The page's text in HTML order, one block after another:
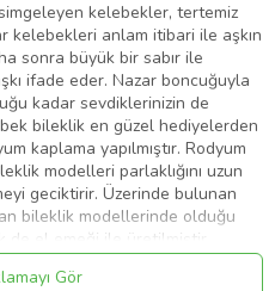
kelebekler, tertemiz
kelebekleri anlam itibari ile aşkın
sonra büyük bir sabır ile
ifade eder. Nazar boncuğuyla
kadar sevdiklerinizin de
bileklik en güzel hediyelerden
kaplama yapılmıştır. Rodyum
modelleri parlaklığını uzun
geciktirir. Üzerinde bulunan
bileklik modellerinde olduğu
de el emeği ile üretilmiştir.
belirtilen ürün ağırlığında ± %10
Gör